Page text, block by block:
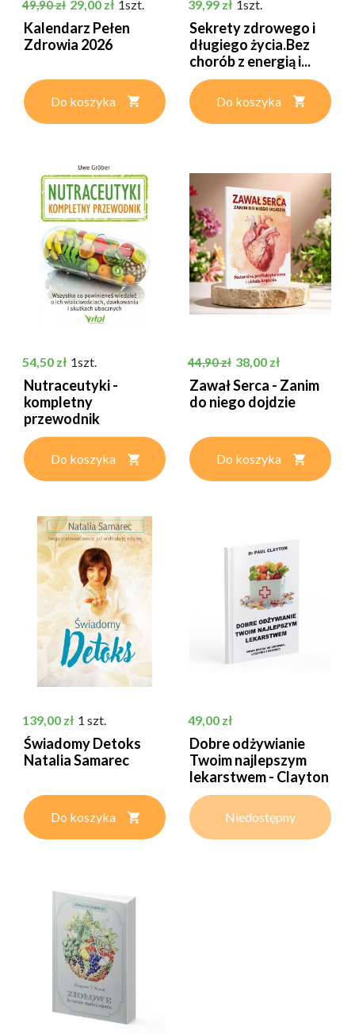
49,90 zł 29,00 zł 1szt.
Kalendarz Pełen
Zdrowia 2026
Do koszyka
39,99 zł 1szt.
Sekrety zdrowego i
długiego życia.Bez
chorób z energią i...
Do koszyka
Cena
54,50 zł 1szt.
Nutraceutyki -
kompletny
przewodnik
Do koszyka
Cena podstawowa
44,90 zł Cena
38,00 zł
Zawał Serca - Zanim
do niego dojdzie
Do koszyka
Cena
139,00 zł 1 szt.
Świadomy Detoks
Natalia Samarec
Do koszyka
Cena
49,00 zł
Dobre odżywianie
Twoim najlepszym
lekarstwem - Clayton
-...
Niedostępny